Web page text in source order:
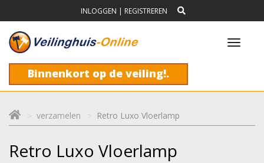
INLOGGEN | REGISTREREN
Binnenkort op de veiling!.
verzamelen Retro Luxo Vloerlamp
Retro Luxo Vloerlamp